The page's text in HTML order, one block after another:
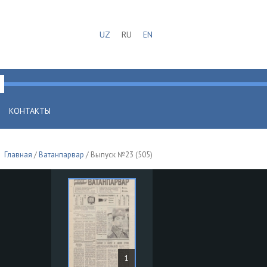
UZ RU EN
КОНТАКТЫ
Главная /Ватанпарвар / Выпуск №23 (505)
1